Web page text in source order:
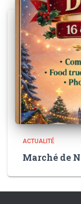
ACTUALITÉ
Marché de